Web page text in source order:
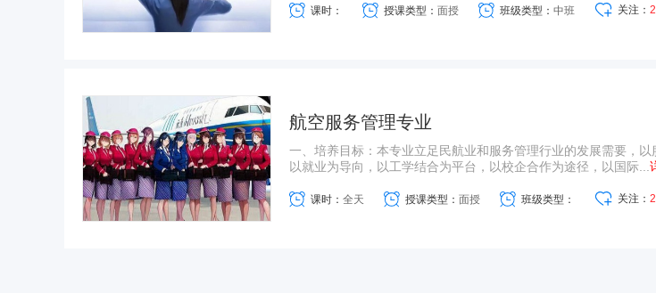
课时： 授课类型： 面授 班级类型： 中班 关注：
航空服务管理专业
一、培养目标：本专业立足民航业和服务管理行业的发展需要，以
以就业为导向，以工学结合为平台，以校企合作为途径，以国际...
课时： 全天 授课类型： 面授 班级类型： 关注：